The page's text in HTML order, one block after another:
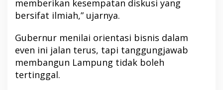
memberikan kesempatan diskusi yang
bersifat ilmiah,” ujarnya.
Gubernur menilai orientasi bisnis dalam
even ini jalan terus, tapi tanggungjawab
membangun Lampung tidak boleh
tertinggal.